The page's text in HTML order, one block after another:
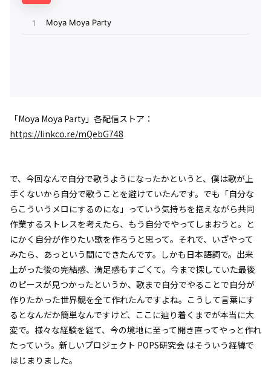
「Moya Moya Party」各配信ストア：
https://linkco.re/mQebG748
で、今回なんで自分で歌うようになったかというと、僕は歌が上
手くないから自分で歌うことを避けていたんです。でも「自分な
らこういうメロにするのにな」っていう気持ちを抱えながら共同
作業するストレスを考えたら、もう自分でやってしまおうと。と
にかく自分が作りたい歌を作ろうと思って。それで、いざやって
みたら、あっという間にできたんです。しかも日本語詞で。出来
上がった後の完結感、満足感もすごくて。今まで探していた最後
のピースが見つかったというか、歌まで自分でやることで自分が
作りたかった世界観を全て作れたんですよね。こうして言葉にす
るとなんだか簡単なんですけど、ここに辿り着くまでが本当に大
変で。様々な経験を経て、今の境地に至って開き直ってやっと作れ
たっていう。新しいプロジェクト POPS研究会 はそういう経緯で
はじまりました。